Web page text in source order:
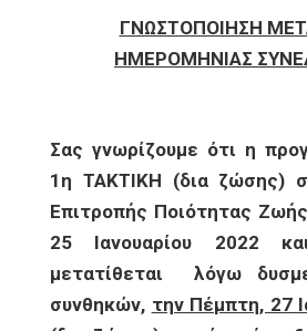
ΓΝΩΣΤΟΠΟΙΗΣΗ
ΗΜΕΡΟΜΗΝΙΑΣ
Σας γνωρίζουμε ότι η
1η ΤΑΚΤΙΚΗ (δια ζώσης)
Επιτροπής Ποιότητας
25 Ιανουαρίου 2022
μετατίθεται λόγω
συνθηκών, την Πέμπτη, 27